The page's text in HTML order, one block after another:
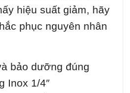
hiệu suất giảm, hãy
phục nguyên nhân
bảo dưỡng đúng
Inox 1/4″